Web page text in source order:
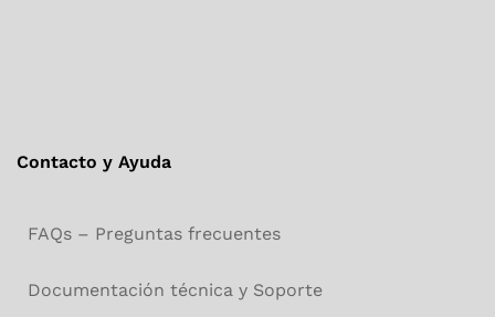
Contacto y Ayuda
FAQs – Preguntas frecuentes
Documentación técnica y Soporte